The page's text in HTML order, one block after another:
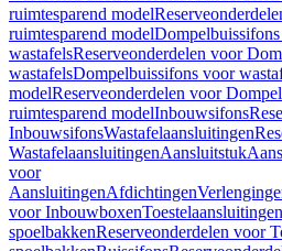
ruimtesparend model
ruimtesparend model
wastafelsReserveonderdelen voor
wastafelsDompelbuissifons voor
modelReserveonderdelen voor
ruimtesparend modelInbouwsifons
InbouwsifonsWastafelaansluitingen
WastafelaansluitingenAansluitstuk
voor
AansluitingenAfdichtingen
voor Inbouwboxen
spoelbakkenReserveonderdelen voor